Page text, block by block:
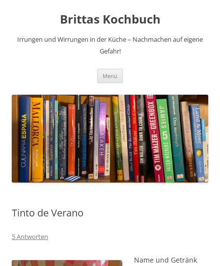
Brittas Kochbuch
Irrungen und Wirrungen in der Küche – Nachmachen auf eigene
Gefahr!
Menü
Tinto de Verano
5 Antworten
Name und Getränk